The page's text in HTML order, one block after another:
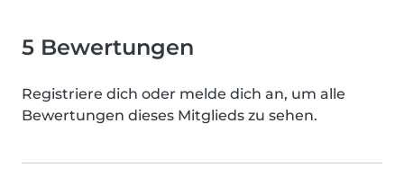
5 Bewertungen
Registriere dich oder melde dich an, um alle
Bewertungen dieses Mitglieds zu sehen.